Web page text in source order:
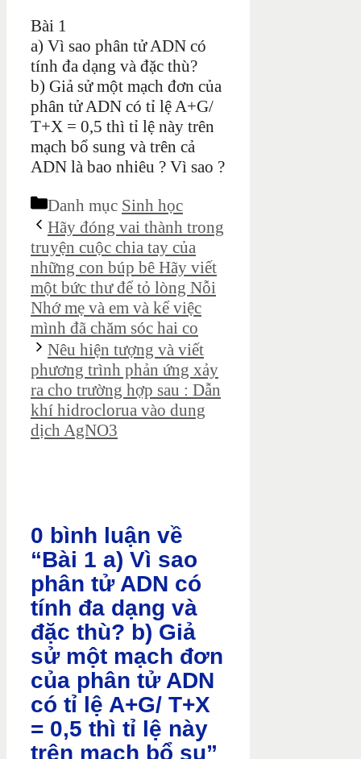
Bài 1
a) Vì sao phân tử ADN có
tính đa dạng và đặc thù?
b) Giả sử một mạch đơn của
phân tử ADN có tỉ lệ A+G/
T+X = 0,5 thì tỉ lệ này trên
mạch bổ sung và trên cả
ADN là bao nhiêu ? Vì sao ?
Danh mục Sinh học
Hãy đóng vai thành trong
truyện cuộc chia tay của
những con búp bê Hãy viết
một bức thư để tỏ lòng Nỗi
Nhớ mẹ và em và kể việc
mình đã chăm sóc hai co
Nêu hiện tượng và viết
phương trình phản ứng xảy
ra cho trường hợp sau : Dẫn
khí hidroclorua vào dung
dịch AgNO3
0 bình luận về
“Bài 1 a) Vì sao
phân tử ADN có
tính đa dạng và
đặc thù? b) Giả
sử một mạch đơn
của phân tử ADN
có tỉ lệ A+G/ T+X
= 0,5 thì tỉ lệ này
trên mạch bổ su”